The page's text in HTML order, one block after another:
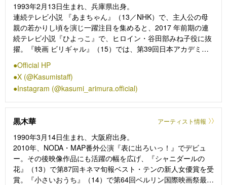
1993年2⽉13⽇⽣まれ、兵庫県出⾝。
連続テレビ⼩説 『あまちゃん』（13／NHK）で、主⼈公の⺟
親の若かりし頃を演じ⼀躍注⽬を集めると、2017 年前期の連
続テレビ⼩説『ひよっこ』で、ヒロイン・⾕⽥部みね⼦役に抜
擢。『映画 ビリギャル』（15）では、第39回⽇本アカデミー
束みたいな恋をした』（21）では、第13回TAMA映画賞最優秀
⼥優賞、第45回⽇本アカデミー賞最優秀主演⼥優賞を受賞する
など、⽇本映画界に⽋かせない存在となっている。このほかの
出演作として、ドラマ『いつかこの恋を思い出してきっと泣い
ラマ）などがあり、現在放送中の⽇曜劇場『GIFT』（TBS）で
もメインキャストに名を連ねる。映画では『るろうに剣⼼ 最終
章 The Final／The Beginning』（21）、『花まんま』
（25）、そして⾃⾝初の⺟親役に挑み、主演を務めた『マジカ
ル・シークレット・ツアー』が6⽉19⽇に公開を控えている。
Official HP
X (@Kasumistaff)
Instagram (@kasumi_arimura.official)
黒木華 アーティスト情報
1990年3月14日生まれ、大阪府出身。
2010年、NODA・MAP番外公演『表に出ろいっ！』でデビュ
ー。その後映像作品にも活躍の幅を広げ、『シャニダールの
花』（13）で第87回キネマ旬報ベスト・テンの新人女優賞を受
賞。『小さいおうち』（14）で第64回ベルリン国際映画祭最優